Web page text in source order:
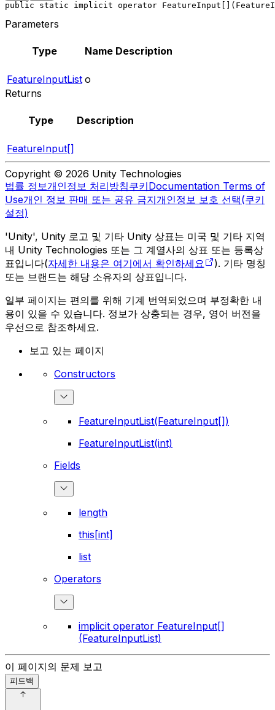
public static implicit operator
Parameters
Type Name Description
FeatureInputList o
Returns
Type Description
FeatureInput[]
Copyright © 2026 Unity Technologies
법률 정보개인정보 처리방침쿠키Documentation Terms of
Use개인 정보 판매 또는 공유 금지개인정보 보호 선택(쿠키
설정)
'Unity', Unity 로고 및 기타 Unity 상표는 미국 및 기타 지역
내 Unity Technologies 또는 그 계열사의 상표 또는 등록상
표입니다(자세한 내용은 여기에서 확인하세요
). 기타 명칭
또는 브랜드는 해당 소유자의 상표입니다.
일부 페이지는 편의를 위해 기계 번역되었으며 부정확한 내
용이 있을 수 있습니다. 정보가 상충되는 경우, 영어 버전을
우선으로 참조하세요.
보고 있는 페이지
Constructors
FeatureInputList(FeatureInput[])
FeatureInputList(int)
Fields
length
this[int]
list
Operators
implicit operator FeatureInput[]
(FeatureInputList)
이 페이지의 문제 보고
피드백